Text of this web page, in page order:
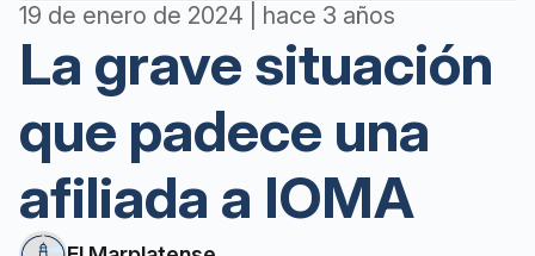
19 de enero de 2024 | hace 3 años
La grave situación
que padece una
afiliada a IOMA